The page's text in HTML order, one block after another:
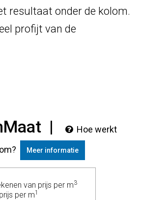
resultaat onder de kolom.
profijt van de
|
Hoe werkt
Meer informatie
van prijs per m3
per m1